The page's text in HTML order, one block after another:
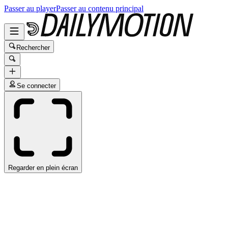
Passer au playerPasser au contenu principal
Rechercher
Se connecter
Regarder en plein écran